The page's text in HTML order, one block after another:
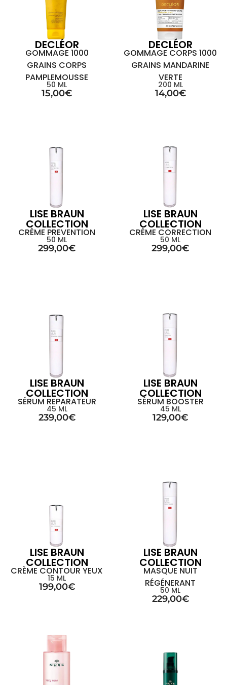
DECLÉOR
GOMMAGE 1000
GRAINS CORPS
PAMPLEMOUSSE
50 ML
15,00€
DECLÉOR
GOMMAGE CORPS 1000
GRAINS MANDARINE
VERTE
200 ML
14,00€
LISE BRAUN
COLLECTION
CRÈME PREVENTION
50 ML
299,00€
LISE BRAUN
COLLECTION
CRÈME CORRECTION
50 ML
299,00€
LISE BRAUN
COLLECTION
SÉRUM REPARATEUR
45 ML
239,00€
LISE BRAUN
COLLECTION
SÉRUM BOOSTER
45 ML
129,00€
LISE BRAUN
COLLECTION
CRÈME CONTOUR YEUX
15 ML
199,00€
LISE BRAUN
COLLECTION
MASQUE NUIT
RÉGÉNERANT
50 ML
229,00€